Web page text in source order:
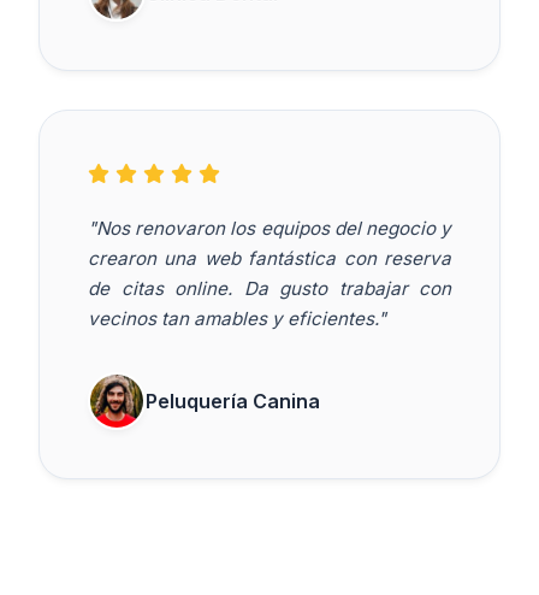
"Nos renovaron los equipos del negocio y
crearon una web fantástica con reserva
de citas online. Da gusto trabajar con
vecinos tan amables y eficientes."
Peluquería Canina